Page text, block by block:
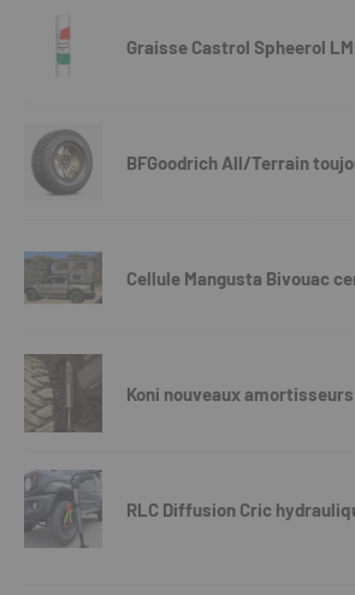
Graisse Castrol Spheerol
BFGoodrich All/Terrain
Cellule Mangusta Bivouac
Koni nouveaux
RLC Diffusion Cric